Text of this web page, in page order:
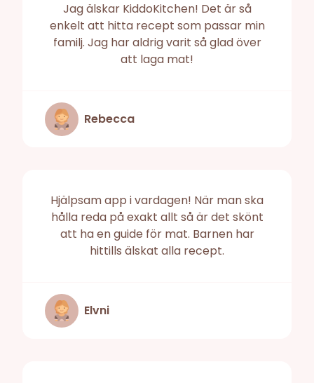
Jag älskar KiddoKitchen! Det är så
enkelt att hitta recept som passar min
familj. Jag har aldrig varit så glad över
att laga mat!
Rebecca
Hjälpsam app i vardagen! När man ska
hålla reda på exakt allt så är det skönt
att ha en guide för mat. Barnen har
hittills älskat alla recept.
Elvni